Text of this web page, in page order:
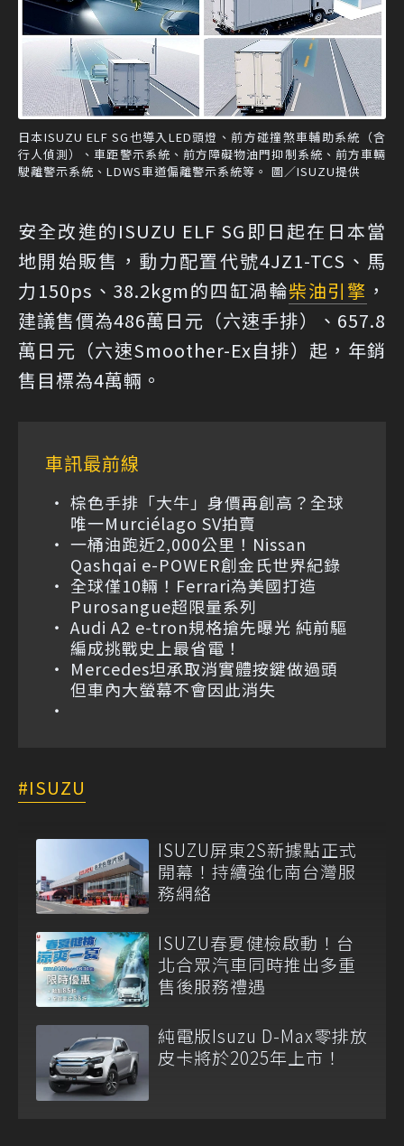
日本ISUZU ELF SG也導入LED頭燈、前方碰撞煞車輔助系統（含
行人偵測）、車距警示系統、前方障礙物油門抑制系統、前方車輛
駛離警示系統、LDWS車道偏離警示系統等。 圖／ISUZU提供
安全改進的ISUZU ELF SG即日起在日本當
地開始販售，動力配置代號4JZ1-TCS、馬
力150ps、38.2kgm的四缸渦輪柴油引擎 ，
建議售價為486萬日元（六速手排）、657.8
萬日元（六速Smoother-Ex自排）起，年銷
售目標為4萬輛。
車訊最前線
棕色手排「大牛」身價再創高？全球
唯一Murciélago SV拍賣
一桶油跑近2,000公里！Nissan
Qashqai e-POWER創金氏世界紀錄
全球僅10輛！Ferrari為美國打造
Purosangue超限量系列
Audi A2 e-tron規格搶先曝光 純前驅
編成挑戰史上最省電！
Mercedes坦承取消實體按鍵做過頭
但車內大螢幕不會因此消失
ISUZU
ISUZU屏東2S新據點正式
開幕！持續強化南台灣服
務網絡
ISUZU春夏健檢啟動！台
北合眾汽車同時推出多重
售後服務禮遇
純電版Isuzu D-Max零排放
皮卡將於2025年上市！